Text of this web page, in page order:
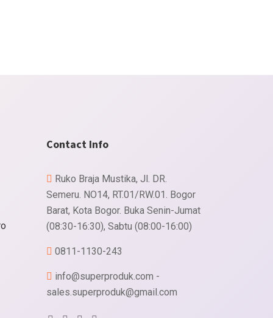
Contact Info
Ruko Braja Mustika, Jl. DR.
Semeru. NO14, RT.01/RW.01. Bogor
Barat, Kota Bogor. Buka Senin-Jumat
(08:30-16:30), Sabtu (08:00-16:00)
0811-1130-243
info@superproduk.com -
sales.superproduk@gmail.com